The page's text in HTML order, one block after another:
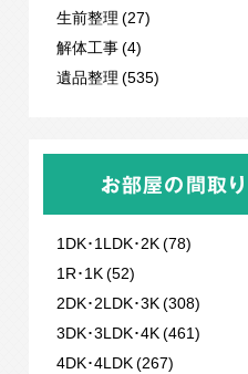
生前整理 (27)
解体工事 (4)
遺品整理 (535)
お部屋の間取り
1DK･1LDK･2K (78)
1R･1K (52)
2DK･2LDK･3K (308)
3DK･3LDK･4K (461)
4DK･4LDK (267)